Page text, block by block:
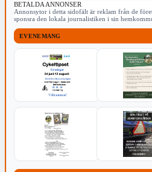
BETALDA ANNONSER
Annonsytor i detta sidofält är reklam från de
sponsra den lokala journalistiken i sin
EVENEMANG